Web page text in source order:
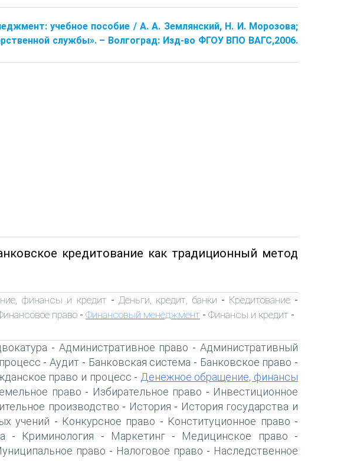
учебное пособие / А. А. Землянский, Н. И. Морозова;
службы». – Волгоград: Изд-во ФГОУ ВПО ВАГС,2006.
кредитование как традиционный метод
финансы и кредит - Деньги, кредит, банки - Кредитование -
право - Финансовый менеджмент - Финансы и кредит -
- Административное право -Административный
-Аудит - Банковская система - Банковское право -
право и процесс - Денежное обращение, финансы
право - Избирательное право - Инвестиционное
производство - История - История государства и
учений - Конкурсное право - Конституционное право -
- Криминология - Маркетинг- Медицинское право -
право - Налоговое право - Наследственное